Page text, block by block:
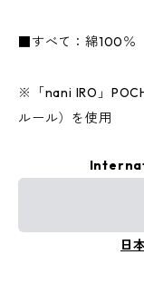
■すべて：綿100％
※「nani IRO」
ルール）を使用
日